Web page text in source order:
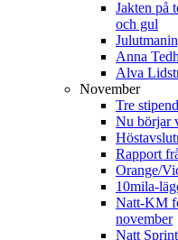
Jakten på
och gul
Anna
Alva
November
Tre
Nu börjar
Rapport
Orange/
10mila-
Natt-KM
november
Natt